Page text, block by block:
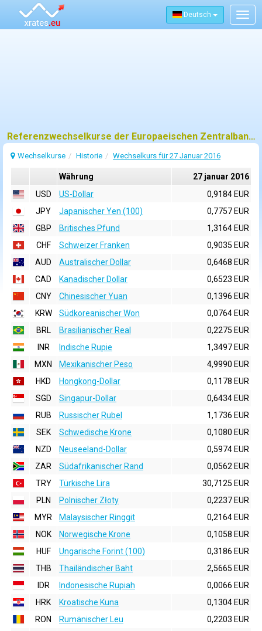
Deutsch
Referenzwechselkurse der Europaeischen Zentralbank (EZB) fuer 27 januar 2016
Wechselkurse Historie Wechselkurs für 27 Januar 2016
Währung
27 januar 2016
USD
US-Dollar
0,9184 EUR
JPY
Japanischer Yen (100)
0,7757 EUR
GBP
Britisches Pfund
1,3164 EUR
CHF
Schweizer Franken
0,9035 EUR
AUD
Australischer Dollar
0,6468 EUR
CAD
Kanadischer Dollar
0,6523 EUR
CNY
Chinesischer Yuan
0,1396 EUR
KRW
Südkoreanischer Won
0,0764 EUR
BRL
Brasilianischer Real
0,2275 EUR
INR
Indische Rupie
1,3497 EUR
MXN
Mexikanischer Peso
4,9990 EUR
HKD
Hongkong-Dollar
0,1178 EUR
SGD
Singapur-Dollar
0,6434 EUR
RUB
Russischer Rubel
1,1736 EUR
SEK
Schwedische Krone
0,1080 EUR
NZD
Neuseeland-Dollar
0,5974 EUR
ZAR
Südafrikanischer Rand
0,0562 EUR
TRY
Türkische Lira
30,7125 EUR
PLN
Polnischer Złoty
0,2237 EUR
MYR
Malaysischer Ringgit
0,2164 EUR
NOK
Norwegische Krone
0,1058 EUR
HUF
Ungarische Forint (100)
0,3186 EUR
THB
Thailändischer Baht
2,5665 EUR
IDR
Indonesische Rupiah
0,0066 EUR
HRK
Kroatische Kuna
0,1304 EUR
RON
Rumänischer Leu
0,2203 EUR